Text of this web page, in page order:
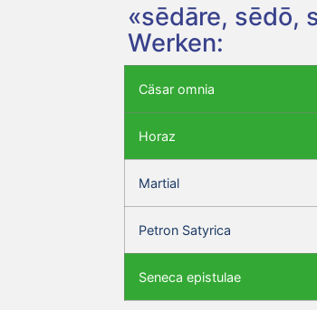
«sēdāre, sēdō,
Werken:
Cäsar omnia
Horaz
Martial
Petron Satyrica
Seneca epistulae